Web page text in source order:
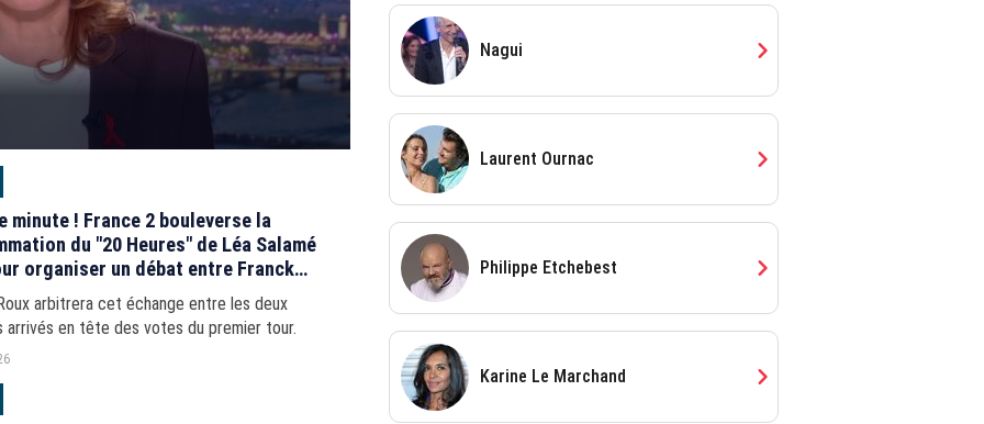
minute ! France 2 bouleverse la
du "20 Heures" de Léa Salamé
organiser un débat entre Franck
Benoît Payan
arbitrera cet échange entre les deux
arrivés en tête des votes du premier tour.
Nagui chevron_right
Laurent Ournac chevron_right
Philippe Etchebest chevron_right
Karine Le Marchand chevron_right